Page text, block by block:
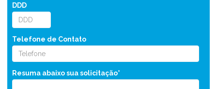
DDD
Telefone de Contato
Resuma abaixo sua solicitação*